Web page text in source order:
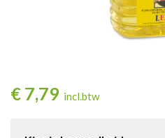
€ 7,79 incl.btw